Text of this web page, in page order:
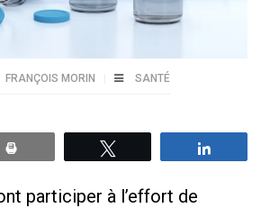
FRANÇOIS MORIN SANTÉ
participer à l’effort de